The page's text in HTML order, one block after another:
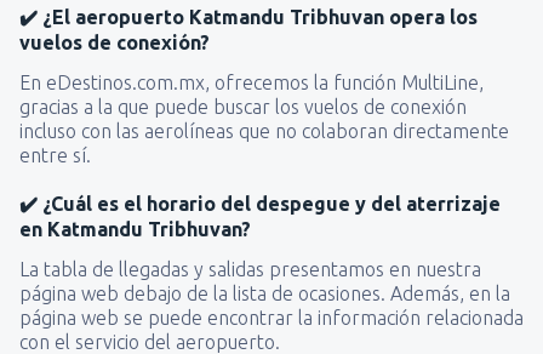
✔️ ¿El aeropuerto Katmandu Tribhuvan opera los
vuelos de conexión?
En eDestinos.com.mx, ofrecemos la función MultiLine,
gracias a la que puede buscar los vuelos de conexión
incluso con las aerolíneas que no colaboran directamente
entre sí.
✔️ ¿Cuál es el horario del despegue y del aterrizaje
en Katmandu Tribhuvan?
La tabla de llegadas y salidas presentamos en nuestra
página web debajo de la lista de ocasiones. Además, en la
página web se puede encontrar la información relacionada
con el servicio del aeropuerto.